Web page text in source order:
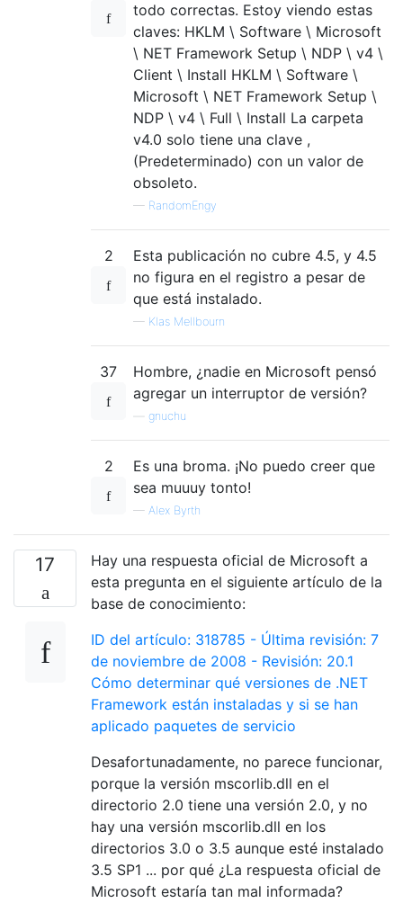
todo correctas. Estoy viendo estas
claves: HKLM \ Software \ Microsoft
\ NET Framework Setup \ NDP \ v4 \
Client \ Install HKLM \ Software \
Microsoft \ NET Framework Setup \
NDP \ v4 \ Full \ Install La carpeta
v4.0 solo tiene una clave ,
(Predeterminado) con un valor de
obsoleto.
— RandomEngy
2
Esta publicación no cubre 4.5, y 4.5
no figura en el registro a pesar de
que está instalado.
— Klas Mellbourn
37
Hombre, ¿nadie en Microsoft pensó
agregar un interruptor de versión?
gnuchu
2
Es una broma. ¡No puedo creer que
sea muuuy tonto!
— Alex Byrth
17
Hay una respuesta oficial de Microsoft a
esta pregunta en el siguiente artículo de la
base de conocimiento:
ID del artículo: 318785 - Última revisión: 7
de noviembre de 2008 - Revisión: 20.1
Cómo determinar qué versiones de .NET
Framework están instaladas y si se han
aplicado paquetes de servicio
Desafortunadamente, no parece funcionar,
porque la versión mscorlib.dll en el
directorio 2.0 tiene una versión 2.0, y no
hay una versión mscorlib.dll en los
directorios 3.0 o 3.5 aunque esté instalado
3.5 SP1 ... por qué ¿La respuesta oficial de
Microsoft estaría tan mal informada?